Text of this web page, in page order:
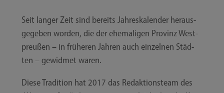
Seit lan­ger Zeit sind bereits Jah­res­ka­len­der her­aus­
ge­ge­ben wor­den, die der ehe­ma­li­gen Pro­vinz West­
preu­ßen – in frü­he­ren Jah­ren auch ein­zel­nen Städ­
ten – gewid­met waren.
Die­se Tra­di­ti­on hat 2017 das Redak­ti­ons­team des